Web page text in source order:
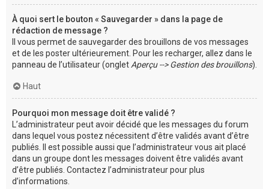
À quoi sert le bouton « Sauvegarder » dans la page de
rédaction de message ?
Il vous permet de sauvegarder des brouillons de vos messages
et de les poster ultérieurement. Pour les recharger, allez dans le
panneau de l’utilisateur (onglet Aperçu --> Gestion des brouillons).
Haut
Pourquoi mon message doit être validé ?
L’administrateur peut avoir décidé que les messages du forum
dans lequel vous postez nécessitent d’être validés avant d’être
publiés. Il est possible aussi que l’administrateur vous ait placé
dans un groupe dont les messages doivent être validés avant
d’être publiés. Contactez l’administrateur pour plus
d’informations.